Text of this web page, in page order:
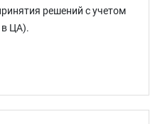
решений с учетом
ЦА).